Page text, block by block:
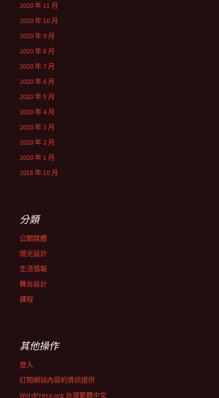
2020 年 11 月
2020 年 10 月
2020 年 9 月
2020 年 8 月
2020 年 7 月
2020 年 6 月
2020 年 5 月
2020 年 4 月
2020 年 3 月
2020 年 2 月
2020 年 1 月
2018 年 10 月
分類
公關媒體
燈光設計
生活情報
舞台設計
課程
其他操作
登入
訂閱網站內容的資訊提供
WordPress.org 台灣繁體中文